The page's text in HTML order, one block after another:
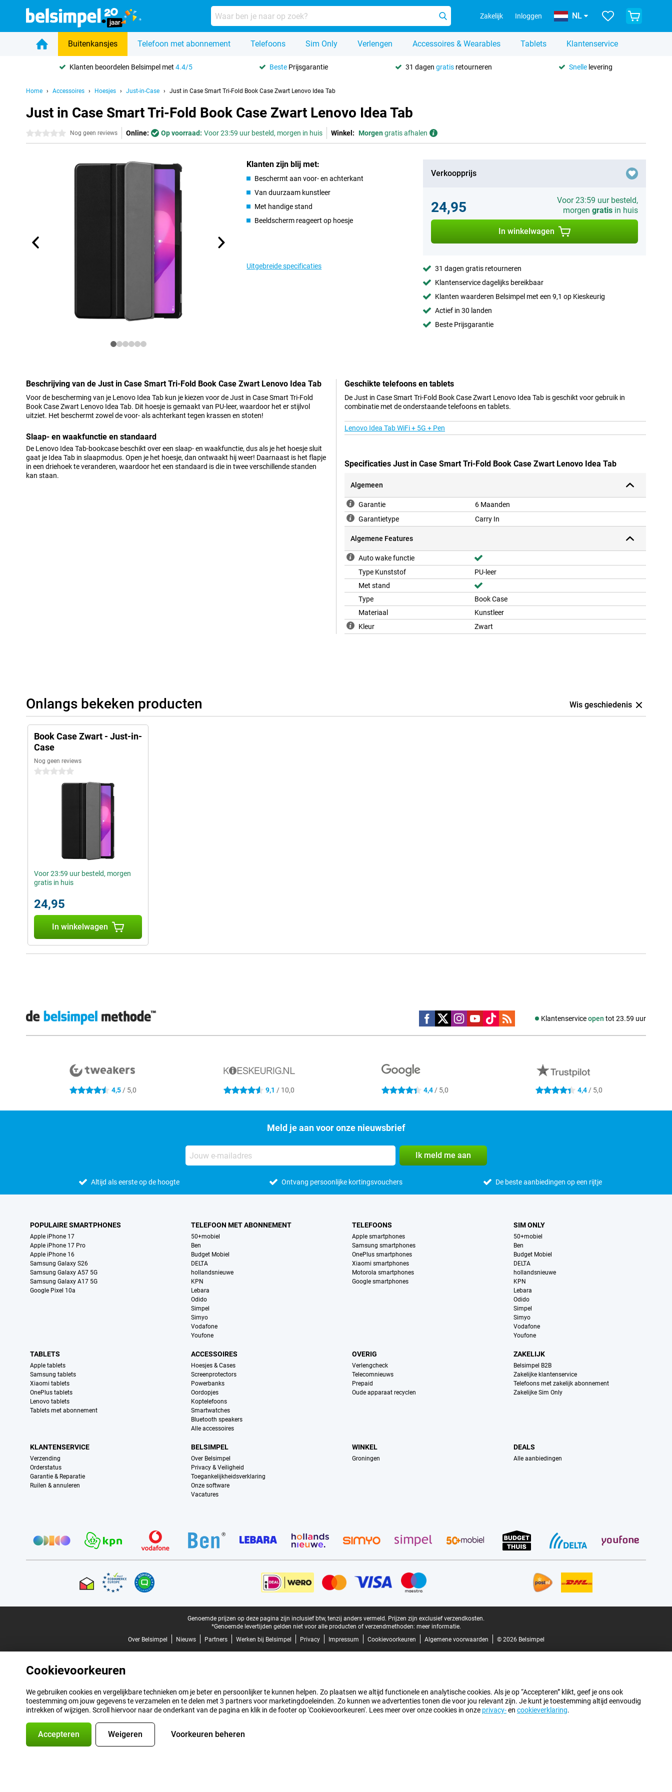
Zakelijk Inloggen NL
Buitenkansjes Telefoon met abonnement Telefoons Sim Only Verlengen Accessoires & Wearables Tablets Klantenservice
Klanten beoordelen Belsimpel met4.4/5 Beste Prijsgarantie 31 dagen gratisretourneren Snellelevering
Home Accessoires Hoesjes Just-in-Case Just in Case Smart Tri-Fold Book Case Zwart Lenovo Idea Tab
Just in Case Smart Tri-Fold Book Case Zwart Lenovo Idea Tab
0 sterren Nog geen reviews Online: Op voorraad: Voor 23:59 uur besteld, morgen in huis Winkel: Morgengratis afhalen
Klanten zijn blij met:
Beschermt aan voor- en achterkant
Van duurzaam kunstleer
Met handige stand
Beeldscherm reageert op hoesje
Uitgebreide specificaties
Verkoopprijs
24,95
Voor 23:59 uur besteld,
morgen gratisin huis
In winkelwagen
31 dagen gratis retourneren
Klantenservice dagelijks bereikbaar
Klanten waarderen Belsimpel met een 9,1 op Kieskeurig
Actief in 30 landen
Beste Prijsgarantie
Beschrijving van de Just in Case Smart Tri-Fold Book Case Zwart Lenovo Idea Tab
Voor de bescherming van je Lenovo Idea Tab kun je kiezen voor de Just in Case Smart Tri-Fold
Book Case Zwart Lenovo Idea Tab. Dit hoesje is gemaakt van PU-leer, waardoor het er stijlvol
uitziet. Het beschermt zowel de voor- als achterkant tegen krassen en stoten!
Slaap- en waakfunctie en standaard
De Lenovo Idea Tab-bookcase beschikt over een slaap- en waakfunctie, dus als je het hoesje sluit
gaat je Idea Tab in slaapmodus. Open je het hoesje, dan ontwaakt hij weer! Daarnaast is het flapje
in een driehoek te veranderen, waardoor het een standaard is die in twee verschillende standen
kan staan.
Geschikte telefoons en tablets
De Just in Case Smart Tri-Fold Book Case Zwart Lenovo Idea Tab is geschikt voor gebruik in
combinatie met de onderstaande telefoons en tablets.
Lenovo Idea Tab WiFi + 5G + Pen
Specificaties Just in Case Smart Tri-Fold Book Case Zwart Lenovo Idea Tab
Algemeen
Garantie
6 Maanden
Garantietype
Carry In
Algemene Features
Auto wake functie
Type Kunststof
PU-leer
Met stand
Type
Book Case
Materiaal
Kunstleer
Kleur
Zwart
Onlangs bekeken producten Wis geschiedenis
Book Case Zwart - Just-in-
Case
Nog geen reviews
0 sterren
Voor 23:59 uur besteld, morgen
gratis in huis
24,95
In winkelwagen
Klantenserviceopen tot 23.59 uur
Social media
4.5 sterren 4,5/ 5,0 4.6 sterren 9,1 / 10,0 4.4 sterren 4,4 / 5,0 4.4 sterren 4,4 / 5,0
Meld je aan voor onze nieuwsbrief
Ik meld me aan
Altijd als eerste op de hoogte Ontvang persoonlijke kortingsvouchers De beste aanbiedingen op een rijtje
POPULAIRE SMARTPHONES
Apple iPhone 17
Apple iPhone 17 Pro
Apple iPhone 16
Samsung Galaxy S26
Samsung Galaxy A57 5G
Samsung Galaxy A17 5G
Google Pixel 10a
TELEFOON MET ABONNEMENT
50+mobiel
Ben
Budget Mobiel
DELTA
hollandsnieuwe
KPN
Lebara
Odido
Simpel
Simyo
Vodafone
Youfone
TELEFOONS
Apple smartphones
Samsung smartphones
OnePlus smartphones
Xiaomi smartphones
Motorola smartphones
Google smartphones
SIM ONLY
50+mobiel
Ben
Budget Mobiel
DELTA
hollandsnieuwe
KPN
Lebara
Odido
Simpel
Simyo
Vodafone
Youfone
TABLETS
Apple tablets
Samsung tablets
Xiaomi tablets
OnePlus tablets
Lenovo tablets
Tablets met abonnement
ACCESSOIRES
Hoesjes & Cases
Screenprotectors
Powerbanks
Oordopjes
Koptelefoons
Smartwatches
Bluetooth speakers
Alle accessoires
OVERIG
Verlengcheck
Telecomnieuws
Prepaid
Oude apparaat recyclen
ZAKELIJK
Belsimpel B2B
Zakelijke klantenservice
Telefoons met zakelijk abonnement
Zakelijke Sim Only
KLANTENSERVICE
Verzending
Orderstatus
Garantie & Reparatie
Ruilen & annuleren
BELSIMPEL
Over Belsimpel
Privacy & Veiligheid
Toegankelijkheidsverklaring
Onze software
Vacatures
WINKEL
Groningen
DEALS
Alle aanbiedingen
Genoemde prijzen op deze pagina zijn inclusief btw, tenzij anders vermeld. Prijzen zijn exclusief verzendkosten.
*Genoemde levertijden gelden niet voor alle producten of verzendmethoden: meer informatie.
Over Belsimpel
Nieuws Partners Werken bij Belsimpel Privacy Impressum Cookievoorkeuren Algemene voorwaarden © 2026 Belsimpel
Cookievoorkeuren
We gebruiken cookies en vergelijkbare technieken om je beter en persoonlijker te kunnen helpen. Zo plaatsen we altijd functionele en analytische cookies. Als je op “Accepteren” klikt, geef je ons ook
toestemming om jouw gegevens te verzamelen en te delen met 3 partners voor marketingdoeleinden. Zo kunnen we advertenties tonen die voor jou relevant zijn. Je kunt je toestemming altijd eenvoudig
intrekken of wijzigen. Scroll hiervoor naar de onderkant van de pagina en klik in de footer op 'Cookievoorkeuren'. Lees meer over onze cookies in onze privacy-en cookieverklaring.
Accepteren Weigeren Voorkeuren beheren